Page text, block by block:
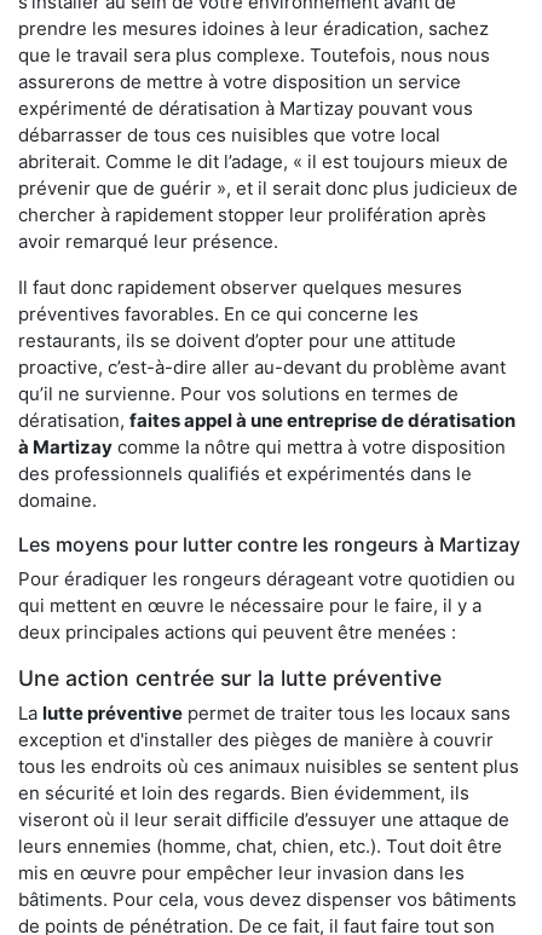
prendre les mesures idoines à leur éradication, sachez
que le travail sera plus complexe. Toutefois, nous nous
assurerons de mettre à votre disposition un service
expérimenté de dératisation à Martizay pouvant vous
débarrasser de tous ces nuisibles que votre local
abriterait. Comme le dit l’adage, « il est toujours mieux de
prévenir que de guérir », et il serait donc plus judicieux de
chercher à rapidement stopper leur prolifération après
avoir remarqué leur présence.
Il faut donc rapidement observer quelques mesures
préventives favorables. En ce qui concerne les
restaurants, ils se doivent d’opter pour une attitude
proactive, c’est-à-dire aller au-devant du problème avant
qu’il ne survienne. Pour vos solutions en termes de
dératisation, faites appel à une entreprise de dératisation
à Martizay comme la nôtre qui mettra à votre disposition
des professionnels qualifiés et expérimentés dans le
domaine.
Les moyens pour lutter contre les rongeurs à Martizay
Pour éradiquer les rongeurs dérageant votre quotidien ou
qui mettent en œuvre le nécessaire pour le faire, il y a
deux principales actions qui peuvent être menées :
Une action centrée sur la lutte préventive
La lutte préventive permet de traiter tous les locaux sans
exception et d'installer des pièges de manière à couvrir
tous les endroits où ces animaux nuisibles se sentent plus
en sécurité et loin des regards. Bien évidemment, ils
viseront où il leur serait difficile d’essuyer une attaque de
leurs ennemies (homme, chat, chien, etc.). Tout doit être
mis en œuvre pour empêcher leur invasion dans les
bâtiments. Pour cela, vous devez dispenser vos bâtiments
de points de pénétration. De ce fait, il faut faire tout son